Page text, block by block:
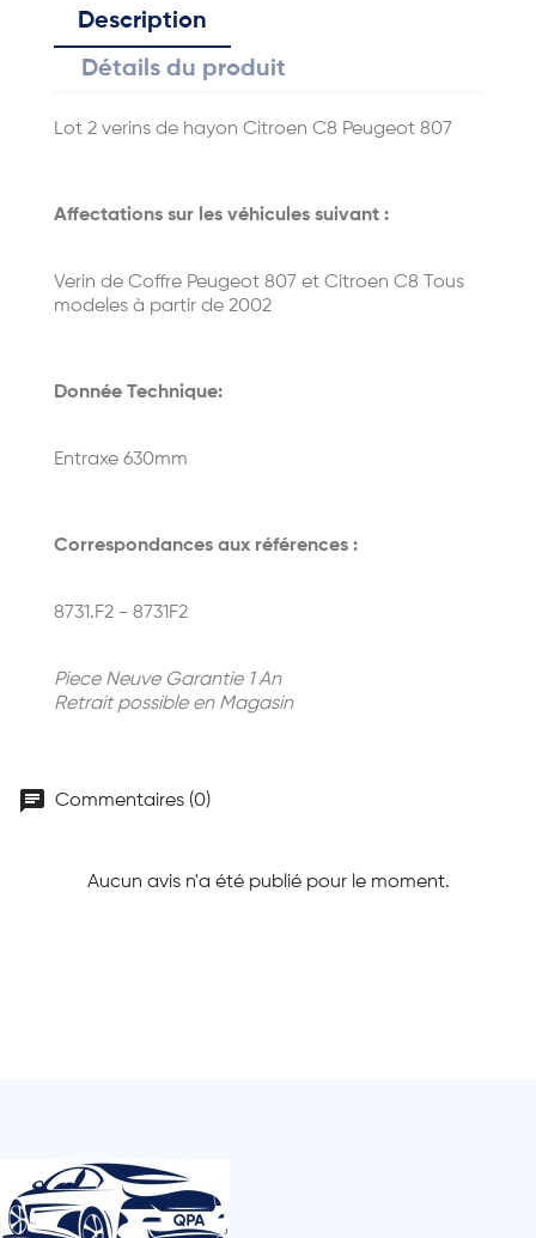
Description
Détails du produit
Lot 2 verins de hayon Citroen C8 Peugeot 807
Affectations sur les véhicules suivant :
Verin de Coffre Peugeot 807 et Citroen C8 Tous
modeles à partir de 2002
Donnée Technique:
Entraxe 630mm
Correspondances aux références :
8731.F2 - 8731F2
Piece Neuve Garantie 1 An
Retrait possible en Magasin
chat Commentaires (0)
Aucun avis n'a été publié pour le moment.